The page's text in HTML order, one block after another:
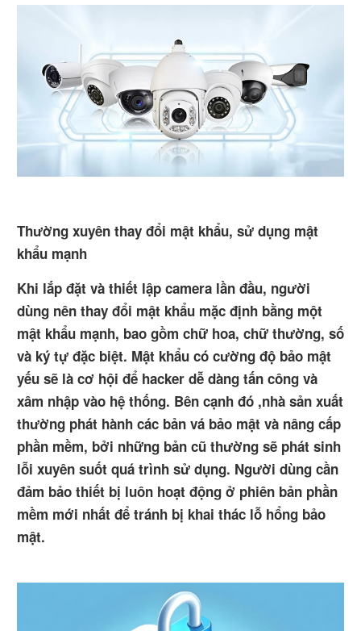
Thường xuyên thay đổi mật khẩu, sử dụng mật
khẩu mạnh
Khi lắp đặt và thiết lập camera lần đầu, người
dùng nên thay đổi mật khẩu mặc định bằng một
mật khẩu mạnh, bao gồm chữ hoa, chữ thường, số
và ký tự đặc biệt. Mật khẩu có cường độ bảo mật
yếu sẽ là cơ hội để hacker dễ dàng tấn công và
xâm nhập vào hệ thống. Bên cạnh đó ,nhà sản xuất
thường phát hành các bản vá bảo mật và nâng cấp
phần mềm, bởi những bản cũ thường sẽ phát sinh
lỗi xuyên suốt quá trình sử dụng. Người dùng cần
đảm bảo thiết bị luôn hoạt động ở phiên bản phần
mềm mới nhất để tránh bị khai thác lỗ hổng bảo
mật.